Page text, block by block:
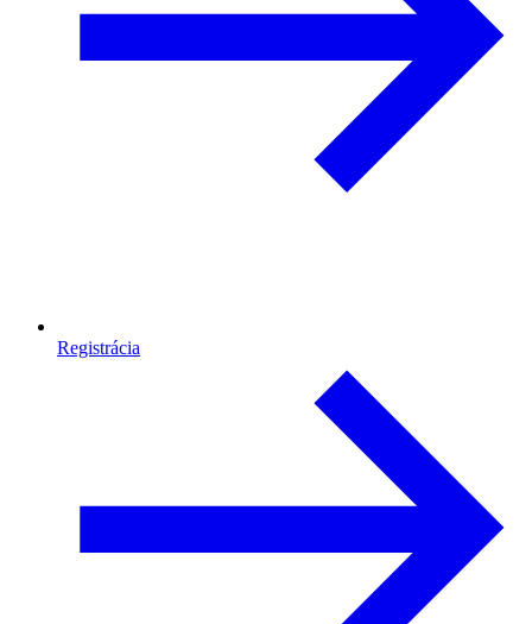
Registrácia